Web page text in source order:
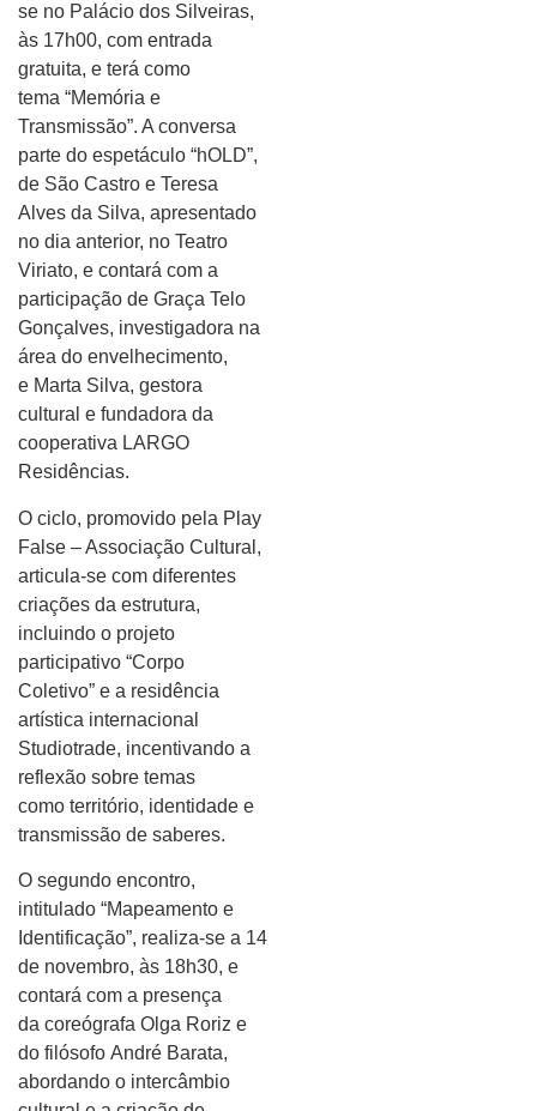
se no Palácio dos Silveiras,
às 17h00, com entrada
gratuita, e terá como
tema “Memória e
Transmissão”. A conversa
parte do espetáculo “hOLD”,
de São Castro e Teresa
Alves da Silva, apresentado
no dia anterior, no Teatro
Viriato, e contará com a
participação de Graça Telo
Gonçalves, investigadora na
área do envelhecimento,
e Marta Silva, gestora
cultural e fundadora da
cooperativa LARGO
Residências.
O ciclo, promovido pela Play
False – Associação Cultural,
articula-se com diferentes
criações da estrutura,
incluindo o projeto
participativo “Corpo
Coletivo” e a residência
artística internacional
Studiotrade, incentivando a
reflexão sobre temas
como território, identidade e
transmissão de saberes.
O segundo encontro,
intitulado “Mapeamento e
Identificação”, realiza-se a 14
de novembro, às 18h30, e
contará com a presença
da coreógrafa Olga Roriz e
do filósofo André Barata,
abordando o intercâmbio